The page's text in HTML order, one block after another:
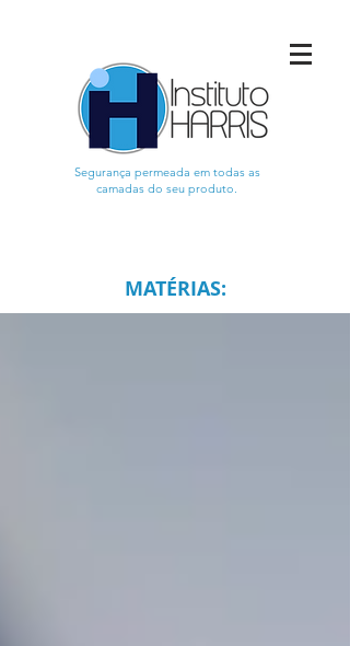
Segurança permeada em todas as
camadas do seu produto.
MATÉRIAS: